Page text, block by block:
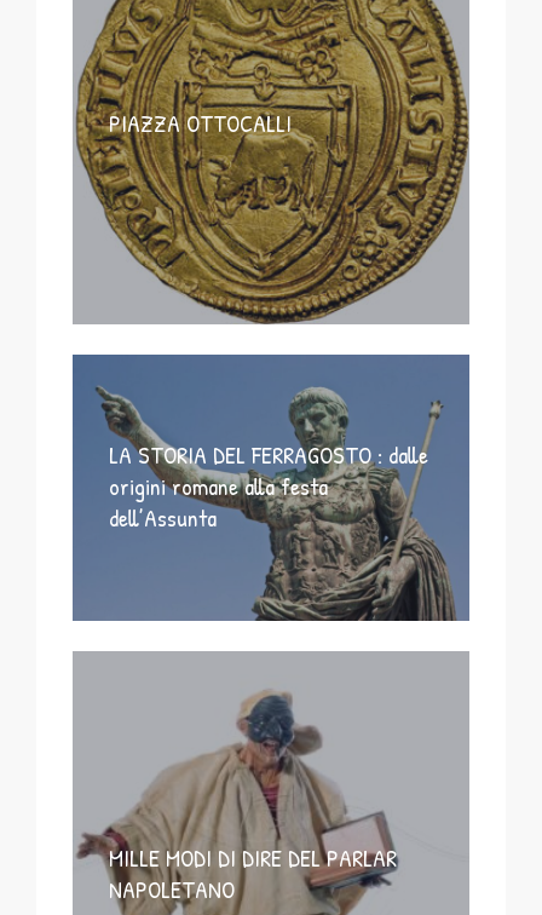
PIAZZA OTTOCALLI
LA STORIA DEL FERRAGOSTO : dalle
origini romane alla festa
dell’Assunta
MILLE MODI DI DIRE DEL PARLAR
NAPOLETANO